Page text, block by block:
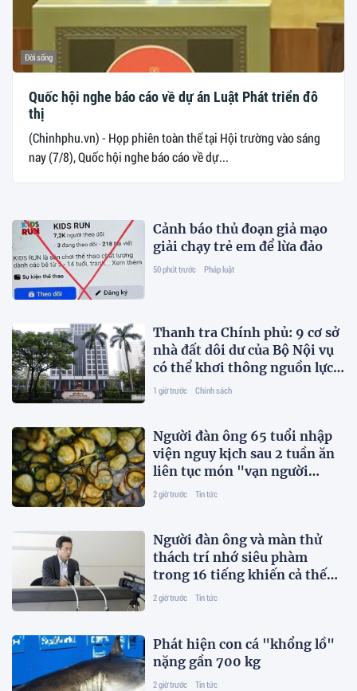
Đời sống
Quốc hội nghe báo cáo về dự án Luật Phát triển đô
thị
(Chinhphu.vn) - Họp phiên toàn thể tại Hội trường vào sáng
nay (7/8), Quốc hội nghe báo cáo về dự...
Cảnh báo thủ đoạn giả mạo
giải chạy trẻ em để lừa đảo
50 phút trước Pháp luật
Thanh tra Chính phủ: 9 cơ sở
nhà đất dôi dư của Bộ Nội vụ
có thể khơi thông nguồn lực
ngay
1 giờ trước Chính sách
Người đàn ông 65 tuổi nhập
viện nguy kịch sau 2 tuần ăn
liên tục món "vạn người
thích"
2 giờ trước Tin tức
Người đàn ông và màn thử
thách trí nhớ siêu phàm
trong 16 tiếng khiến cả thế
giới kinh ngạc
2 giờ trước Tin tức
Phát hiện con cá "khổng lồ"
nặng gần 700 kg
2 giờ trước Tin tức